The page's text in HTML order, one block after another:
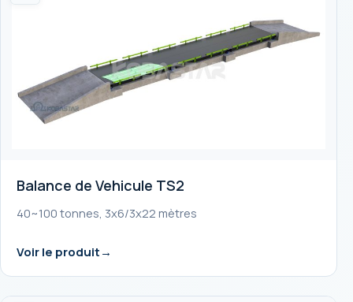
Balance de Vehicule TS2
40~100 tonnes, 3x6/3x22 mètres
Voir le produit